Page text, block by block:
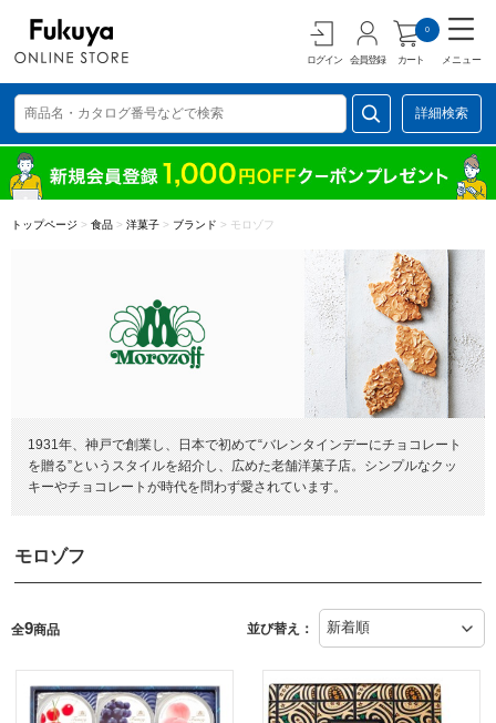
ログイン 会員登録 カート
0
メニュー
詳細検索
トップページ > 食品 > 洋菓子 > ブランド > モロゾフ
1931年、神戸で創業し、日本で初めて“バレンタインデーにチョコレート
を贈る”というスタイルを紹介し、広めた老舗洋菓子店。シンプルなクッ
キーやチョコレートが時代を問わず愛されています。
モロゾフ
全9商品 並び替え：